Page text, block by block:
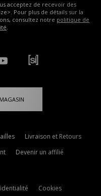
acceptez de recevoir des
Pour plus de détails sur la
consultez notre politique de
.
Livraison et Retours
Devenir un affilié
Cookies